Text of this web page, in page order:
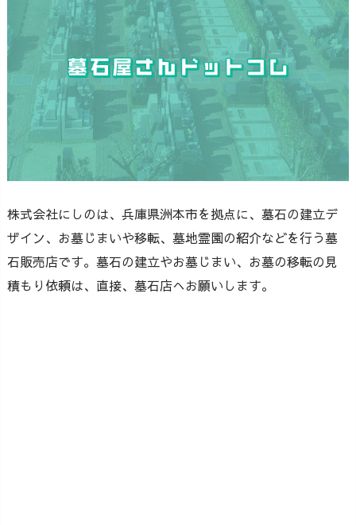
株式会社にしのは、兵庫県洲本市を拠点に、墓石の建立デ
ザイン、お墓じまいや移転、墓地霊園の紹介などを行う墓
石販売店です。墓石の建立やお墓じまい、お墓の移転の見
積もり依頼は、直接、墓石店へお願いします。